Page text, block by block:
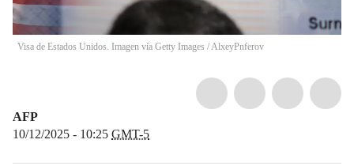
Visa de Estados Unidos. Imagen vía Getty Images /AlxeyPnferov
AFP
10/12/2025 - 10:25 GMT-5